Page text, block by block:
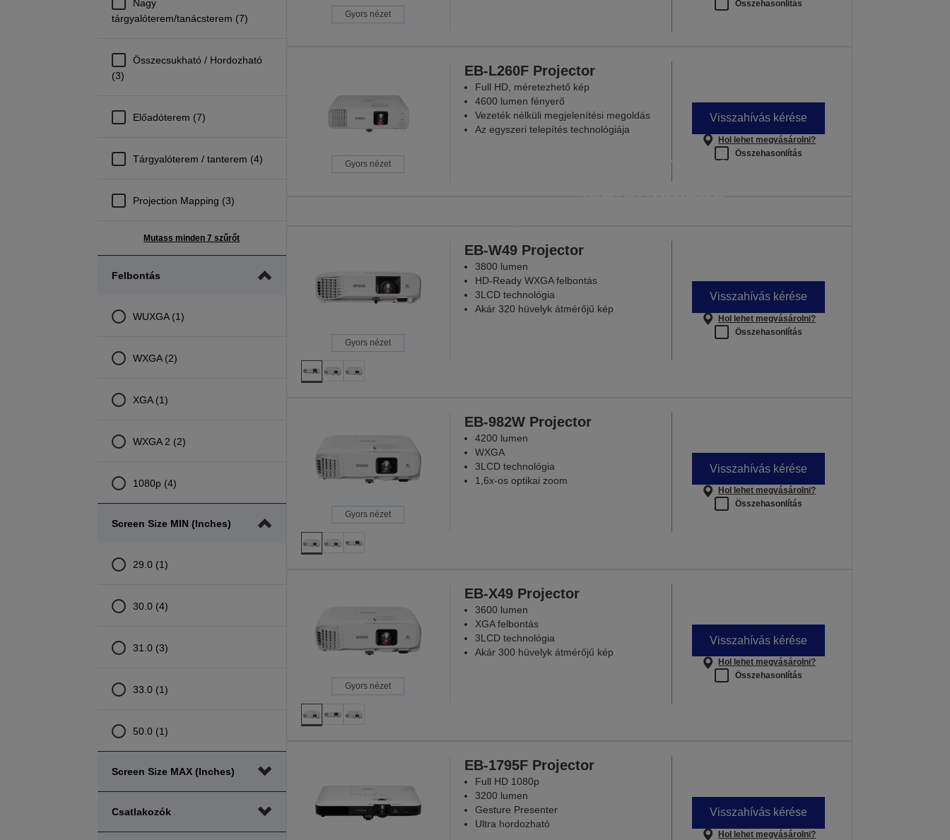
Nagy
tárgyalóterem/tanácsterem (7)
Összecsukható / Hordozható
(3)
Előadóterem (7)
Tárgyalóterem / tanterem (4)
Projection Mapping (3)
Mutass minden 7 szűrőt
Felbontás
WUXGA (1)
WXGA (2)
XGA (1)
WXGA 2 (2)
1080p (4)
Screen Size MIN (inches)
29.0 (1)
30.0 (4)
31.0 (3)
33.0 (1)
50.0 (1)
Screen Size MAX (inches)
Csatlakozók
Gyors nézet
Összehasonlítás
Gyors nézet
EB-L260F Projector
Full HD, méretezhető kép
4600 lumen fényerő
Vezeték nélküli megjelenítési megoldás
Az egyszeri telepítés technológiája
Visszahívás kérése
Hol lehet megvásárolni?
Összehasonlítás
Projektorok, melyekre a
legfontosabb
Gyors nézet
EB-W49 Projector
3800 lumen
HD-Ready WXGA felbontás
3LCD technológia
Akár 320 hüvelyk átmérőjű kép
Visszahívás kérése
Hol lehet megvásárolni?
Összehasonlítás
Gyors nézet
EB-982W Projector
4200 lumen
WXGA
3LCD technológia
1,6x-os optikai zoom
Visszahívás kérése
Hol lehet megvásárolni?
Összehasonlítás
Gyors nézet
EB-X49 Projector
3600 lumen
XGA felbontás
3LCD technológia
Akár 300 hüvelyk átmérőjű kép
Visszahívás kérése
Hol lehet megvásárolni?
Összehasonlítás
EB-1795F Projector
Full HD 1080p
3200 lumen
Gesture Presenter
Ultra hordozható
Visszahívás kérése
Hol lehet megvásárolni?